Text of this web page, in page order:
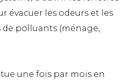
évacuer les odeurs et les
polluants (ménage,
une fois par mois en